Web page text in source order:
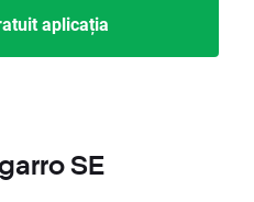
aplicația
SE